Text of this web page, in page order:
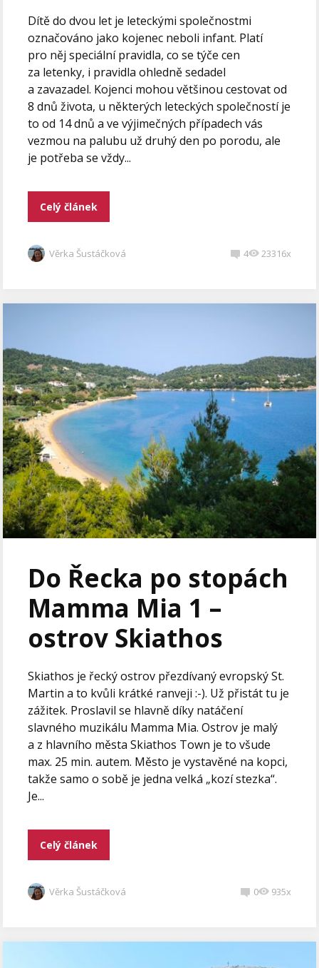
Dítě do dvou let je leteckými společnostmi
označováno jako kojenec neboli infant. Platí
pro něj speciální pravidla, co se týče cen
za letenky, i pravidla ohledně sedadel
a zavazadel. Kojenci mohou většinou cestovat od
8 dnů života, u některých leteckých společností je
to od 14 dnů a ve výjimečných případech vás
vezmou na palubu už druhý den po porodu, ale
je potřeba se vždy...
Celý článek
Věrka Šustáčková 4 23316x
Do Řecka po stopách
Mamma Mia 1 –
ostrov Skiathos
Skiathos je řecký ostrov přezdívaný evropský St.
Martin a to kvůli krátké ranveji :-). Už přistát tu je
zážitek. Proslavil se hlavně díky natáčení
slavného muzikálu Mamma Mia. Ostrov je malý
a z hlavního města Skiathos Town je to všude
max. 25 min. autem. Město je vystavěné na kopci,
takže samo o sobě je jedna velká „kozí stezka“.
Je...
Celý článek
Věrka Šustáčková 0 935x